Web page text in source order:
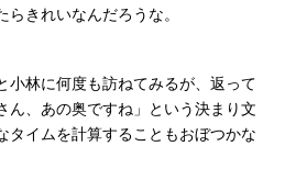
きれいなんだろうな。
小林に何度も訪ねてみるが、返って
ん、あの奥ですね」という決まり文
タイムを計算することもおぼつかな